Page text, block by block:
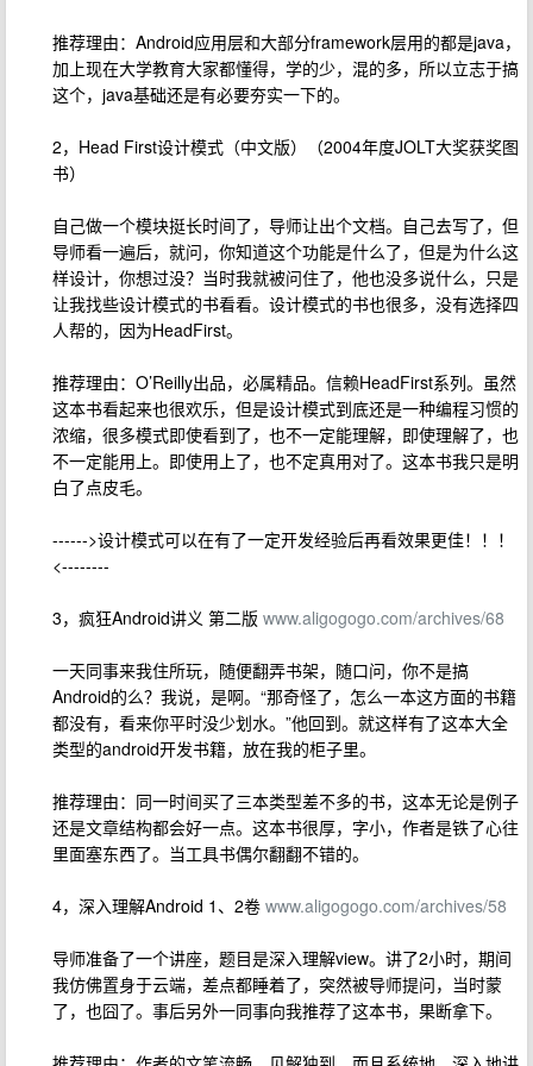
推荐理由：Android应用层和大部分framework层用的都是java，
加上现在大学教育大家都懂得，学的少，混的多，所以立志于搞
这个，java基础还是有必要夯实一下的。
2，Head First设计模式（中文版）（2004年度JOLT大奖获奖图
书）
自己做一个模块挺长时间了，导师让出个文档。自己去写了，但
导师看一遍后，就问，你知道这个功能是什么了，但是为什么这
样设计，你想过没？当时我就被问住了，他也没多说什么，只是
让我找些设计模式的书看看。设计模式的书也很多，没有选择四
人帮的，因为HeadFirst。
推荐理由：O’Reilly出品，必属精品。信赖HeadFirst系列。虽然
这本书看起来也很欢乐，但是设计模式到底还是一种编程习惯的
浓缩，很多模式即使看到了，也不一定能理解，即使理解了，也
不一定能用上。即使用上了，也不定真用对了。这本书我只是明
白了点皮毛。
------>设计模式可以在有了一定开发经验后再看效果更佳！！！
<--------
3，疯狂Android讲义 第二版 www.aligogogo.com/archives/68
一天同事来我住所玩，随便翻弄书架，随口问，你不是搞
Android的么？我说，是啊。“那奇怪了，怎么一本这方面的书籍
都没有，看来你平时没少划水。”他回到。就这样有了这本大全
类型的android开发书籍，放在我的柜子里。
推荐理由：同一时间买了三本类型差不多的书，这本无论是例子
还是文章结构都会好一点。这本书很厚，字小，作者是铁了心往
里面塞东西了。当工具书偶尔翻翻不错的。
4，深入理解Android 1、2卷 www.aligogogo.com/archives/58
导师准备了一个讲座，题目是深入理解view。讲了2小时，期间
我仿佛置身于云端，差点都睡着了，突然被导师提问，当时蒙
了，也囧了。事后另外一同事向我推荐了这本书，果断拿下。